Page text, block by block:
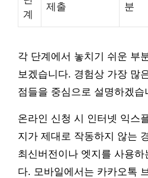
계
제출 분
각 단계에서 놓치기 쉬운 부
보겠습니다. 경험상 가장 많
점들을 중심으로 설명하겠습
온라인 신청 시 인터넷 익스
지가 제대로 작동하지 않는
최신버전이나 엣지를 사용하
다. 모바일에서는 카카오톡